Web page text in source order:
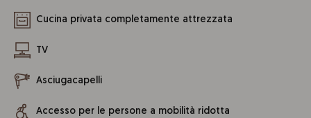
Cucina privata completamente attrezzata
TV
Asciugacapelli
Accesso per le persone a mobilità ridotta